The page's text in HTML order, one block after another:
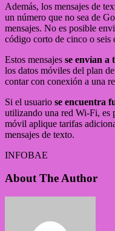
Además, los mensajes de
un número que no sea de
mensajes. No es posible
código corto de cinco o seis
Estos mensajes se envían a
los datos móviles del plan
contar con conexión a una
Si el usuario se encuentra
utilizando una red Wi-Fi, es
móvil aplique tarifas
mensajes de texto.
INFOBAE
About The Author